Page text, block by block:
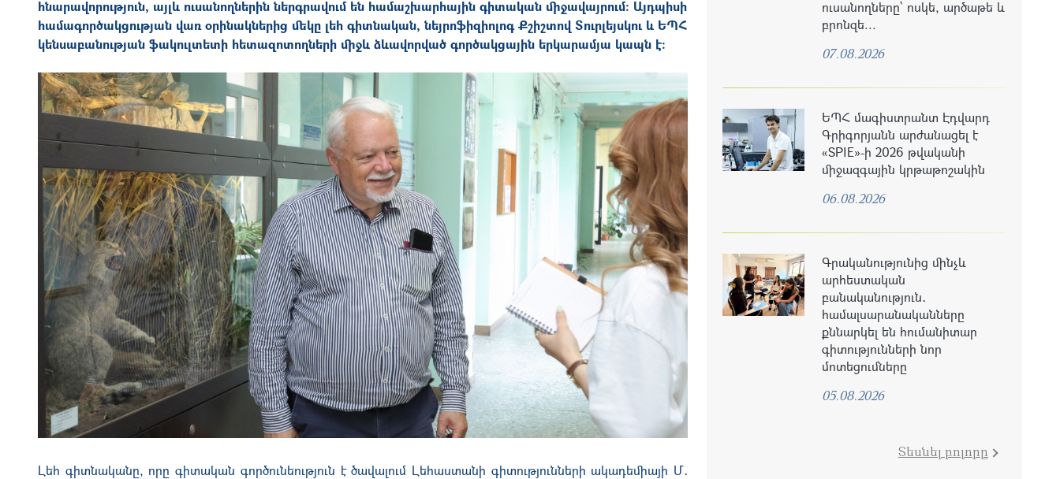
հնարավորություն, այլև ուսանողներին ներգրավում են համաշխարհային գիտական միջավայրում։ Այդպիսի
համագործակցության վառ օրինակներից մեկը լեհ գիտնական, նեյրոֆիզիոլոգ Քշիշտով Տուրլեյսկու և ԵՊՀ
կենսաբանության ֆակուլտետի հետազոտողների միջև ձևավորված գործակցային երկարամյա կապն է։
Լեհ գիտնականը, որը գիտական գործունեություն է ծավալում Լեհաստանի գիտությունների ակադեմիայի Մ․
ուսանողները՝ ոսկե, արծաթե և
բրոնզե...
07.08.2026
ԵՊՀ մագիստրանտ Էդվարդ
Գրիգորյանն արժանացել է
«SPIE»-ի 2026 թվականի
միջազգային կրթաթոշակին
06.08.2026
Գրականությունից մինչև
արհեստական
բանականություն․
համալսարանականները
քննարկել են հումանիտար
գիտությունների նոր
մոտեցումները
05.08.2026
Տեսնել բոլորը